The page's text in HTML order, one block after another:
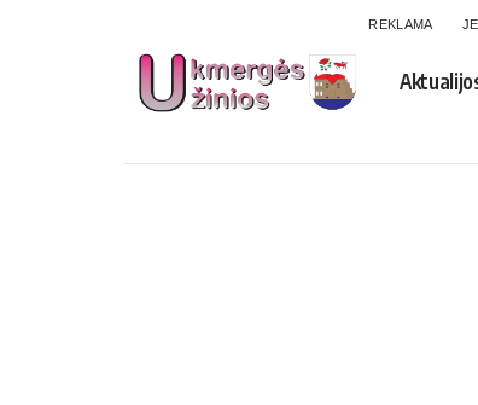
REKLAMA